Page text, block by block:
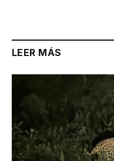
LEER MÁS